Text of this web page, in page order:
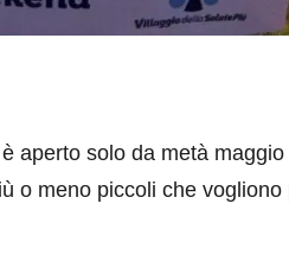
è aperto solo da metà
o meno piccoli che